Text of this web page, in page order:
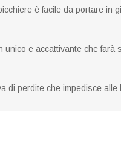
è facile da portare in
e accattivante che
di perdite che impedisce